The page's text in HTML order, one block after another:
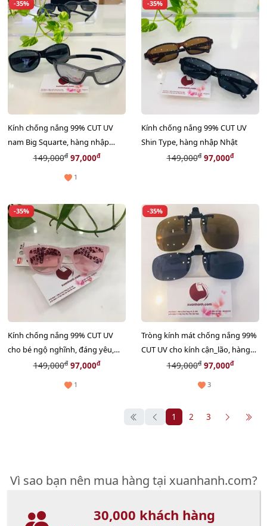
-35%
Kính chống nắng 99% CUT UV
nam Big Squarte, hàng nhập
149,000đ97,000đ
1
-35%
Kính chống nắng 99% CUT UV
Shin Type, hàng nhập Nhật
149,000đ97,000đ
-35%
Kính chống nắng 99% CUT UV
cho bé ngộ nghĩnh, đáng yêu,
hàng nhập Nhật
149,000đ97,000đ
1
-35%
Tròng kính mát chống nắng 99%
CUT UV cho kính cận_lão, hàng
nhập Nhật149,000đ97,000đ
3
1 2 3
Vì sao bạn nên mua hàng tại xuanhanh.com?
30,000 khách hàng